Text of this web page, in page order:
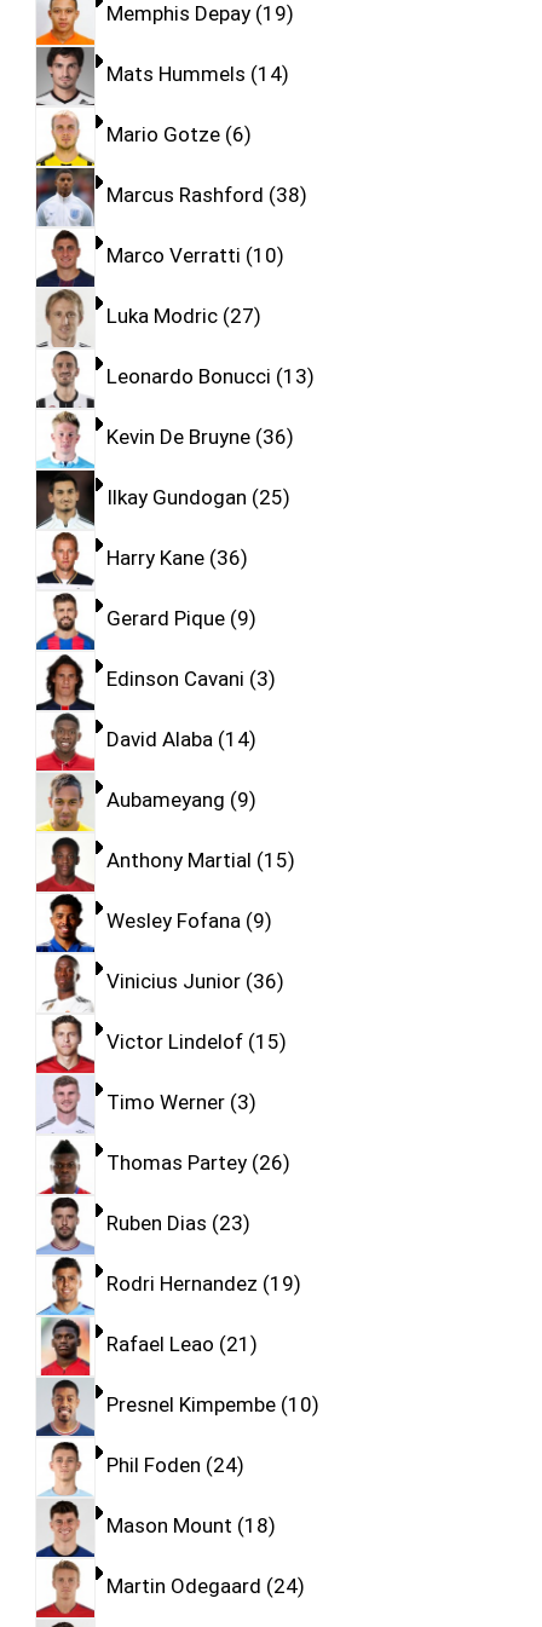
Memphis Depay 19
Mats Hummels 14
Mario Gotze 6
Marcus Rashford 38
Marco Verratti 10
Luka Modric 27
Leonardo Bonucci 13
Kevin De Bruyne 36
Ilkay Gundogan 25
Harry Kane 36
Gerard Pique 9
Edinson Cavani 3
David Alaba 14
Aubameyang 9
Anthony Martial 15
Wesley Fofana 9
Vinicius Junior 36
Victor Lindelof 15
Timo Werner 3
Thomas Partey 26
Ruben Dias 23
Rodri Hernandez 19
Rafael Leao 21
Presnel Kimpembe 10
Phil Foden 24
Mason Mount 18
Martin Odegaard 24